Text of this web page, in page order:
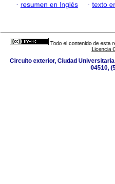
· resumen en Inglés · texto
Todo el contenido de esta
Licencia
Circuito exterior, Ciudad
04510,